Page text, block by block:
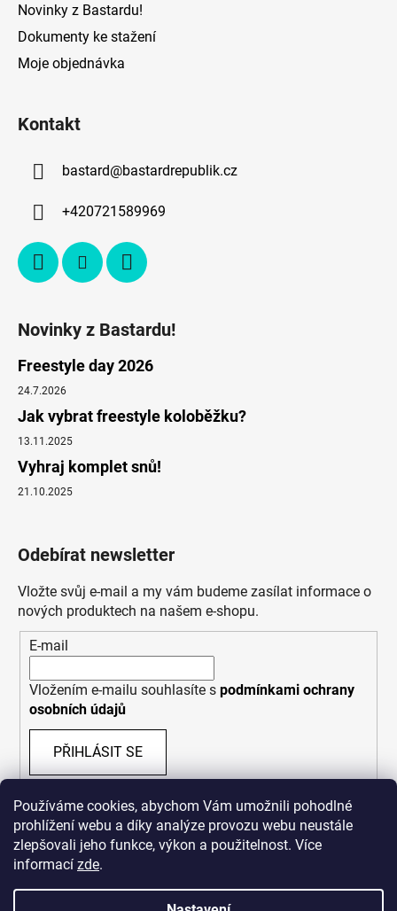
Používáme cookies, abychom Vám umožnili pohodlné
prohlížení webu a díky analýze provozu webu neustále
zlepšovali jeho funkce, výkon a použitelnost. Více
informací zde.
Novinky z Bastardu!
Dokumenty ke stažení
Moje objednávka
Kontakt
bastard@bastardrepublik.cz
+420721589969
Novinky z Bastardu!
Freestyle day 2026
24.7.2026
Jak vybrat freestyle koloběžku?
13.11.2025
Vyhraj komplet snů!
21.10.2025
Odebírat newsletter
Vložte svůj e-mail a my vám budeme zasílat informace o
nových produktech na našem e-shopu.
E-mail
Vložením e-mailu souhlasíte s podmínkami ochrany
osobních údajů
PŘIHLÁSIT SE